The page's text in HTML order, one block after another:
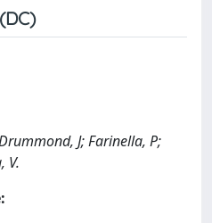
J; Farinella, P;
V.